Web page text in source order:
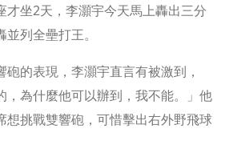
才坐2天，李灝宇今天馬上轟出三分
列全壘打王。
的表現，李灝宇直言有被激到，
，為什麼他可以辦到，我不能。」他
想挑戰雙響砲，可惜擊出右外野飛球